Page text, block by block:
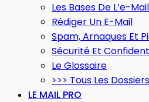
Les Bases De L’e-Mail
Rédiger Un E-Mail
Spam, Arnaques Et
Sécurité Et
Le Glossaire
>>> Tous Les Dossiers
LE MAIL PRO